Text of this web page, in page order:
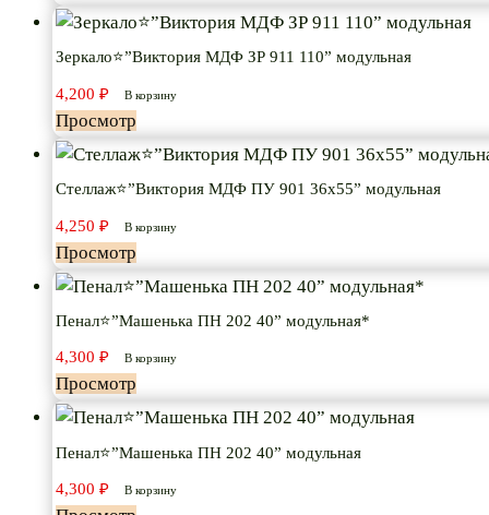
Зеркало⭐”Виктория МДФ ЗР 911 110” модульная
4,200 ₽ В корзину
Просмотр
Стеллаж⭐”Виктория МДФ ПУ 901 36х55” модульная
4,250 ₽ В корзину
Просмотр
Пенал⭐”Машенька ПН 202 40” модульная*
4,300 ₽ В корзину
Просмотр
Пенал⭐”Машенька ПН 202 40” модульная
4,300 ₽ В корзину